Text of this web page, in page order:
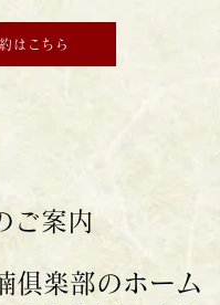
はこちら
ご案内
俱楽部のホーム